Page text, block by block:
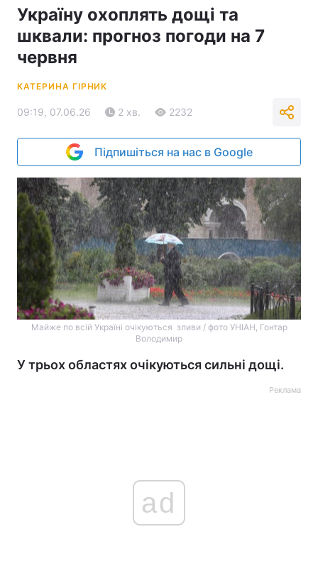
Україну охоплять дощі та
шквали: прогноз погоди на 7
червня
КАТЕРИНА ГІРНИК
09:19, 07.06.26 2 хв. 2232
Підпишіться на нас в Google
Майже по всій Україні очікуються зливи / фото УНІАН, Гонтар
Володимир
У трьох областях очікуються сильні дощі.
Реклама
ad